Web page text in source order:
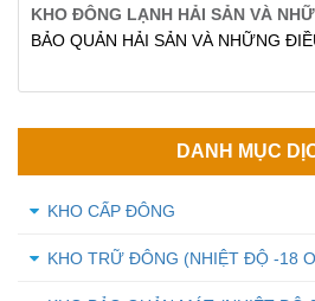
KHO ĐÔNG LẠNH HẢI SẢN VÀ
BẢO QUẢN HẢI SẢN VÀ NHỮNG
DANH MỤC
KHO CẤP ĐÔNG
KHO TRỮ ĐÔNG (NHIỆT ĐỘ -18